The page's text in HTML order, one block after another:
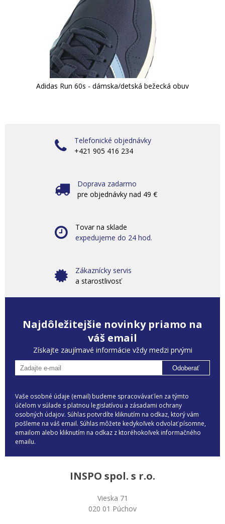
Adidas Run 60s - dámska/detská bežecká obuv
Telefonické objednávky
+421 905 416 234
Doprava zadarmo
pre objednávky nad 49 €
Tovar na sklade
expedujeme do 24 hod.
Zákaznícky servis
a starostlivosť
Najdôležitejšie novinky priamo na
váš email
Získajte zaujímavé informácie vždy medzi prvými
Odoberať
Vaše osobné údaje (email) budeme spracovávať len za týmto
účelom v súlade s platnou legislatívou a zásadami ochrany
osobných údajov. Súhlas potvrdíte kliknutím na odkaz, ktorý vám
pošleme na váš email. Súhlas môžete kedykoľvek odvolať písomne,
emailom alebo kliknutím na odkaz z ktoréhokoľvek informačného
emailu.
INSPO spol. s r.o.
Vieska 71
020 01 Púchov